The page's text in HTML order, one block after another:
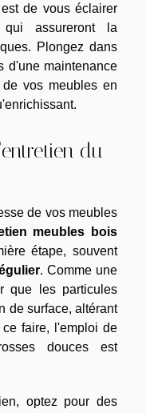
de vous éclairer
assureront la
Plongez dans
d'une maintenance
de vos meubles en
du
de vos meubles
meubles bois
étape, souvent
. Comme une
que les particules
de surface, altérant
faire, l'emploi de
douces est
optez pour des